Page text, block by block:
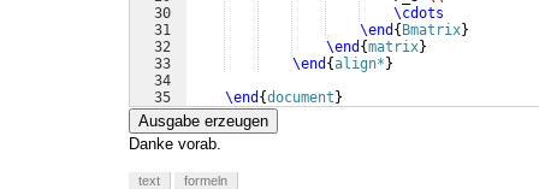
30
31
32
33
34
35
\cdots
\end { Bmatrix}
\end {matrix}
\end {align* }
\end {document }
Ausgabe erzeugen
Danke vorab.
text formeln